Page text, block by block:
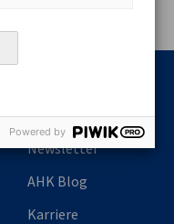
Sonstiges
Newsletter
AHK Blog
Karriere
Powered by